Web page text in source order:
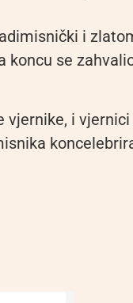
i
koncu se
vjernike, i